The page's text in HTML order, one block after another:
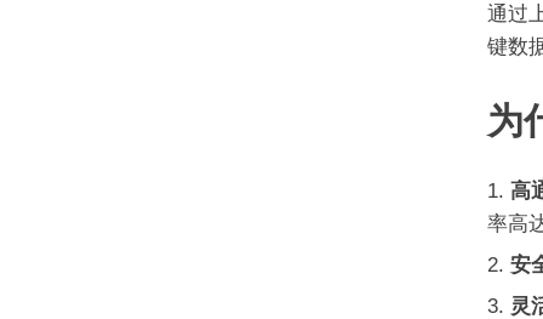
通过
键数
为
高
率高
安
灵